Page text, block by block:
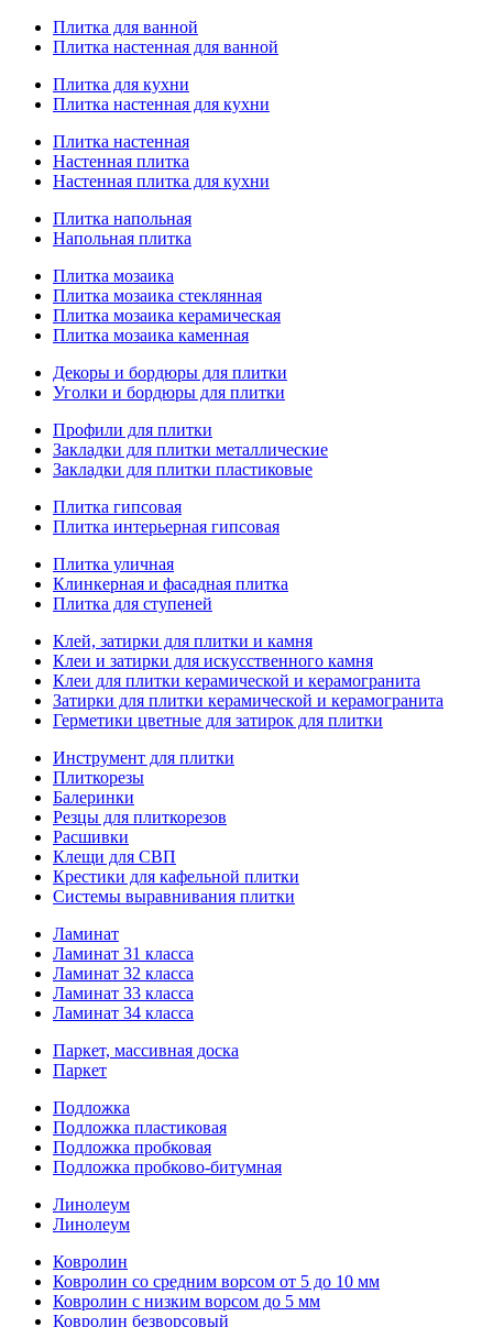
Плитка для ванной
Плитка настенная для ванной
Плитка для кухни
Плитка настенная для кухни
Плитка настенная
Настенная плитка
Настенная плитка для кухни
Плитка напольная
Напольная плитка
Плитка мозаика
Плитка мозаика стеклянная
Плитка мозаика керамическая
Плитка мозаика каменная
Декоры и бордюры для плитки
Уголки и бордюры для плитки
Профили для плитки
Закладки для плитки металлические
Закладки для плитки пластиковые
Плитка гипсовая
Плитка интерьерная гипсовая
Плитка уличная
Клинкерная и фасадная плитка
Плитка для ступеней
Клей, затирки для плитки и камня
Клеи и затирки для искусственного камня
Клеи для плитки керамической и керамогранита
Затирки для плитки керамической и керамогранита
Герметики цветные для затирок для плитки
Инструмент для плитки
Плиткорезы
Балеринки
Резцы для плиткорезов
Расшивки
Клещи для СВП
Крестики для кафельной плитки
Системы выравнивания плитки
Ламинат
Ламинат 31 класса
Ламинат 32 класса
Ламинат 33 класса
Ламинат 34 класса
Паркет, массивная доска
Паркет
Подложка
Подложка пластиковая
Подложка пробковая
Подложка пробково-битумная
Линолеум
Линолеум
Ковролин
Ковролин со средним ворсом от 5 до 10 мм
Ковролин с низким ворсом до 5 мм
Ковролин безворсовый